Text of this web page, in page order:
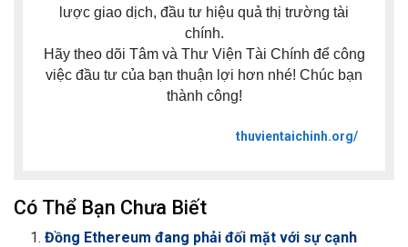
lược giao dịch, đầu tư hiệu quả thị trường tài
chính.
Hãy theo dõi Tâm và Thư Viện Tài Chính để công
việc đầu tư của bạn thuận lợi hơn nhé! Chúc bạn
thành công!
thuvientaichinh.org/
Có Thể Bạn Chưa Biết
Đồng Ethereum đang phải đối mặt với sự cạnh